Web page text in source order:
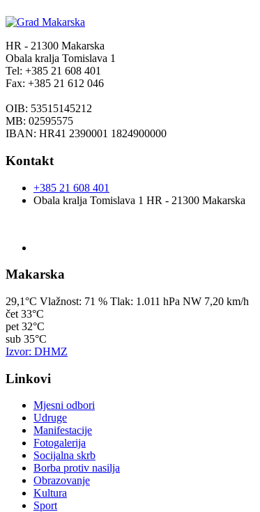
HR - 21300 Makarska
Obala kralja Tomislava 1
Tel: +385 21 608 401
Fax: +385 21 612 046
OIB: 53515145212
MB: 02595575
IBAN: HR41 2390001 1824900000
Kontakt
+385 21 608 401
Obala kralja Tomislava 1 HR - 21300 Makarska
Makarska
29,1°C Vlažnost: 71 % Tlak: 1.011 hPa NW 7,20 km/h
čet 33°C
pet 32°C
sub 35°C
Izvor: DHMZ
Linkovi
Mjesni odbori
Udruge
Manifestacije
Fotogalerija
Socijalna skrb
Borba protiv nasilja
Obrazovanje
Kultura
Sport